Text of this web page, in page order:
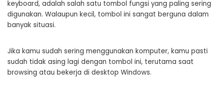
keyboard, adalah salah satu tombol fungsi yang paling sering
digunakan. Walaupun kecil, tombol ini sangat berguna dalam
banyak situasi.
Jika kamu sudah sering menggunakan komputer, kamu pasti
sudah tidak asing lagi dengan tombol ini, terutama saat
browsing atau bekerja di desktop Windows.